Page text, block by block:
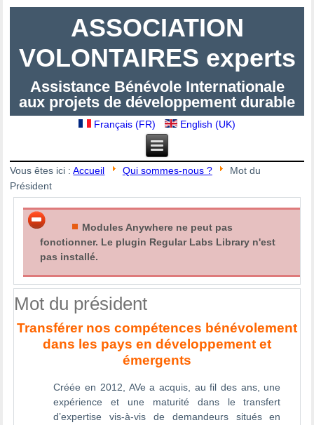
ASSOCIATION
VOLONTAIRES experts
Assistance Bénévole Internationale
aux projets de développement durable
Français (FR) English (UK)
Vous êtes ici :Accueil Qui sommes-nous ?
Mot du
Président
Modules Anywhere ne peut pas
fonctionner. Le plugin Regular Labs Library n'est
pas installé.
Mot du président
Transférer nos compétences bénévolement
dans les pays en développement et
émergents
Créée en 2012, AVe a acquis, au fil des ans, une
expérience et une maturité dans le transfert
d’expertise vis-à-vis de demandeurs situés en